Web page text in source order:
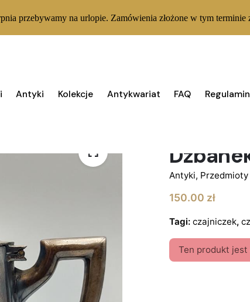
Antyki Kolekcje Antykwariat FAQ Regulamin
Antyki,
150.00 zł
Tagi: czajniczek,
Ten produkt jest
przebywamy na urlopie. Zamówienia złożone w tym